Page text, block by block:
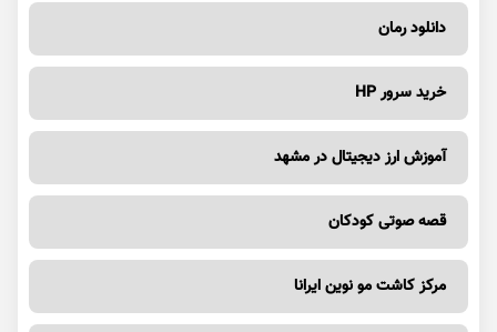
دانلود رمان
خرید سرور HP
آموزش ارز دیجیتال در مشهد
قصه صوتی کودکان
مرکز کاشت مو نوین ایرانا